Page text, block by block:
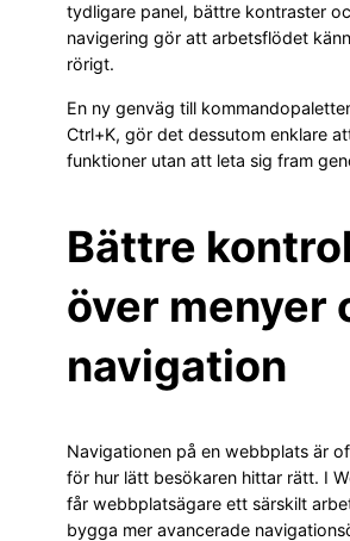
tydligare panel, bättre kontraster
navigering gör att arbetsflödet
rörigt.
En ny genväg till
Ctrl+K, gör det dessutom enklare
funktioner utan att leta sig fram
Bättre
över menyer
navigation
Navigationen på en webbplats är
för hur lätt besökaren hittar rätt. I
får webbplatsägare ett särskilt
bygga mer avancerade